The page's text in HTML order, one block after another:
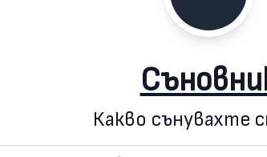
Какво сънувахте